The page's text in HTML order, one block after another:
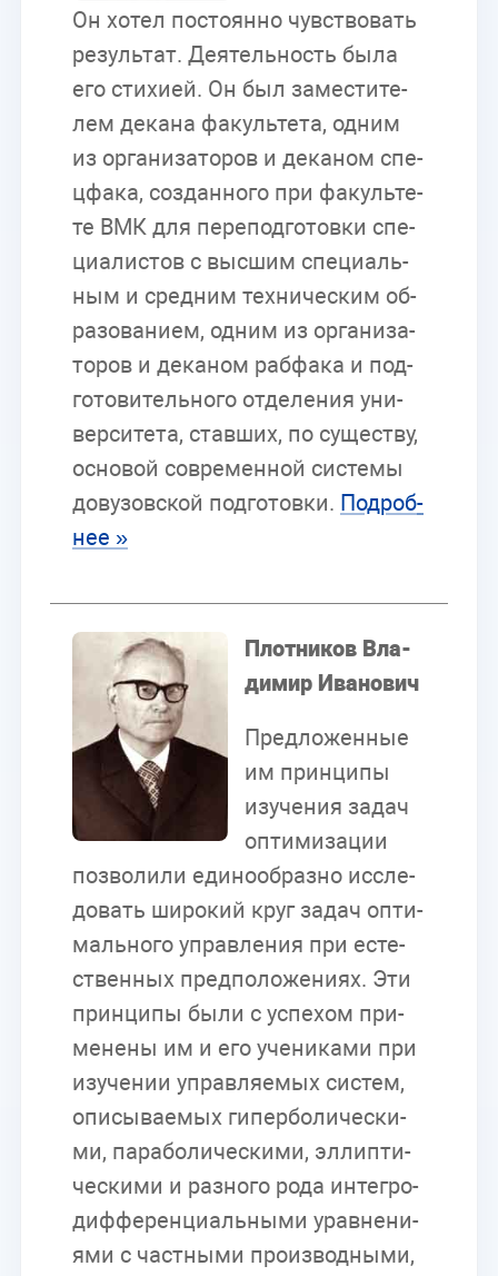
Он хо­тел по­сто­ян­но чув­ство­вать
ре­зуль­тат. Де­я­тель­ность была
его сти­хи­ей. Он был за­ме­сти­те­
лем де­ка­на фа­куль­те­та, од­ним
из ор­га­ни­за­то­ров и де­ка­ном спе­
ц­фа­ка, со­здан­но­го при фа­куль­те­
те ВМК для пе­ре­под­го­тов­ки спе­
ци­а­ли­стов с выс­шим спе­ци­аль­
ным и сред­ним тех­ни­че­ским об­
ра­зо­ва­ни­ем, од­ним из ор­га­ни­за­
то­ров и де­ка­ном раб­фа­ка и под­
го­то­ви­тель­но­го от­де­ле­ния уни­
вер­си­те­та, став­ших, по су­ще­ству,
ос­но­вой со­вре­мен­ной си­сте­мы
до­ву­зов­ской под­го­тов­ки. По­дроб­
нее »
Плот­ни­ков Вла­
ди­мир Ива­но­вич
Пред­ло­жен­ные
им прин­ци­пы
изу­че­ния за­дач
оп­ти­ми­за­ции
поз­во­ли­ли еди­но­об­раз­но ис­сле­
до­вать ши­ро­кий круг за­дач оп­ти­
маль­но­го управ­ле­ния при есте­
ствен­ных пред­по­ло­же­ни­ях. Эти
прин­ци­пы были с успе­хом при­
ме­не­ны им и его уче­ни­ка­ми при
изу­че­нии управ­ля­е­мых си­стем,
опи­сы­ва­е­мых ги­пер­бо­ли­че­ски­
ми, па­ра­бо­ли­че­ски­ми, эл­лип­ти­
че­ски­ми и раз­но­го рода ин­те­гро-
диф­фе­рен­ци­аль­ны­ми урав­не­ни­
я­ми с част­ны­ми про­из­вод­ны­ми,